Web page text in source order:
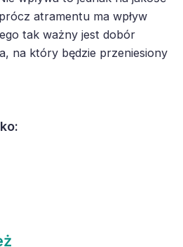
atramentu ma wpływ
tak ważny jest dobór
na który będzie przeniesiony